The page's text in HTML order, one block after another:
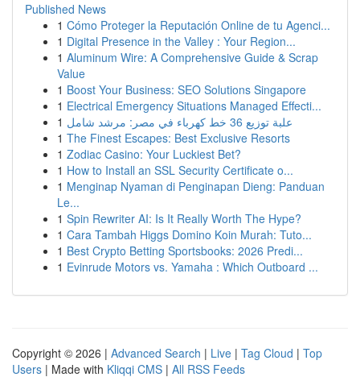
Published News
1 Cómo Proteger la Reputación Online de tu Agenci...
1 Digital Presence in the Valley : Your Region...
1 Aluminum Wire: A Comprehensive Guide & Scrap
Value
1 Boost Your Business: SEO Solutions Singapore
1 Electrical Emergency Situations Managed Effecti...
1
علبة توزيع 36 خط كهرباء في مصر: مرشد شامل
1 The Finest Escapes: Best Exclusive Resorts
1 Zodiac Casino: Your Luckiest Bet?
1 How to Install an SSL Security Certificate o...
1 Menginap Nyaman di Penginapan Dieng: Panduan
Le...
1 Spin Rewriter AI: Is It Really Worth The Hype?
1 Cara Tambah Higgs Domino Koin Murah: Tuto...
1 Best Crypto Betting Sportsbooks: 2026 Predi...
1 Evinrude Motors vs. Yamaha : Which Outboard ...
Copyright © 2026 | Advanced Search | Live | Tag Cloud | Top
Users | Made with Kliqqi CMS | All RSS Feeds